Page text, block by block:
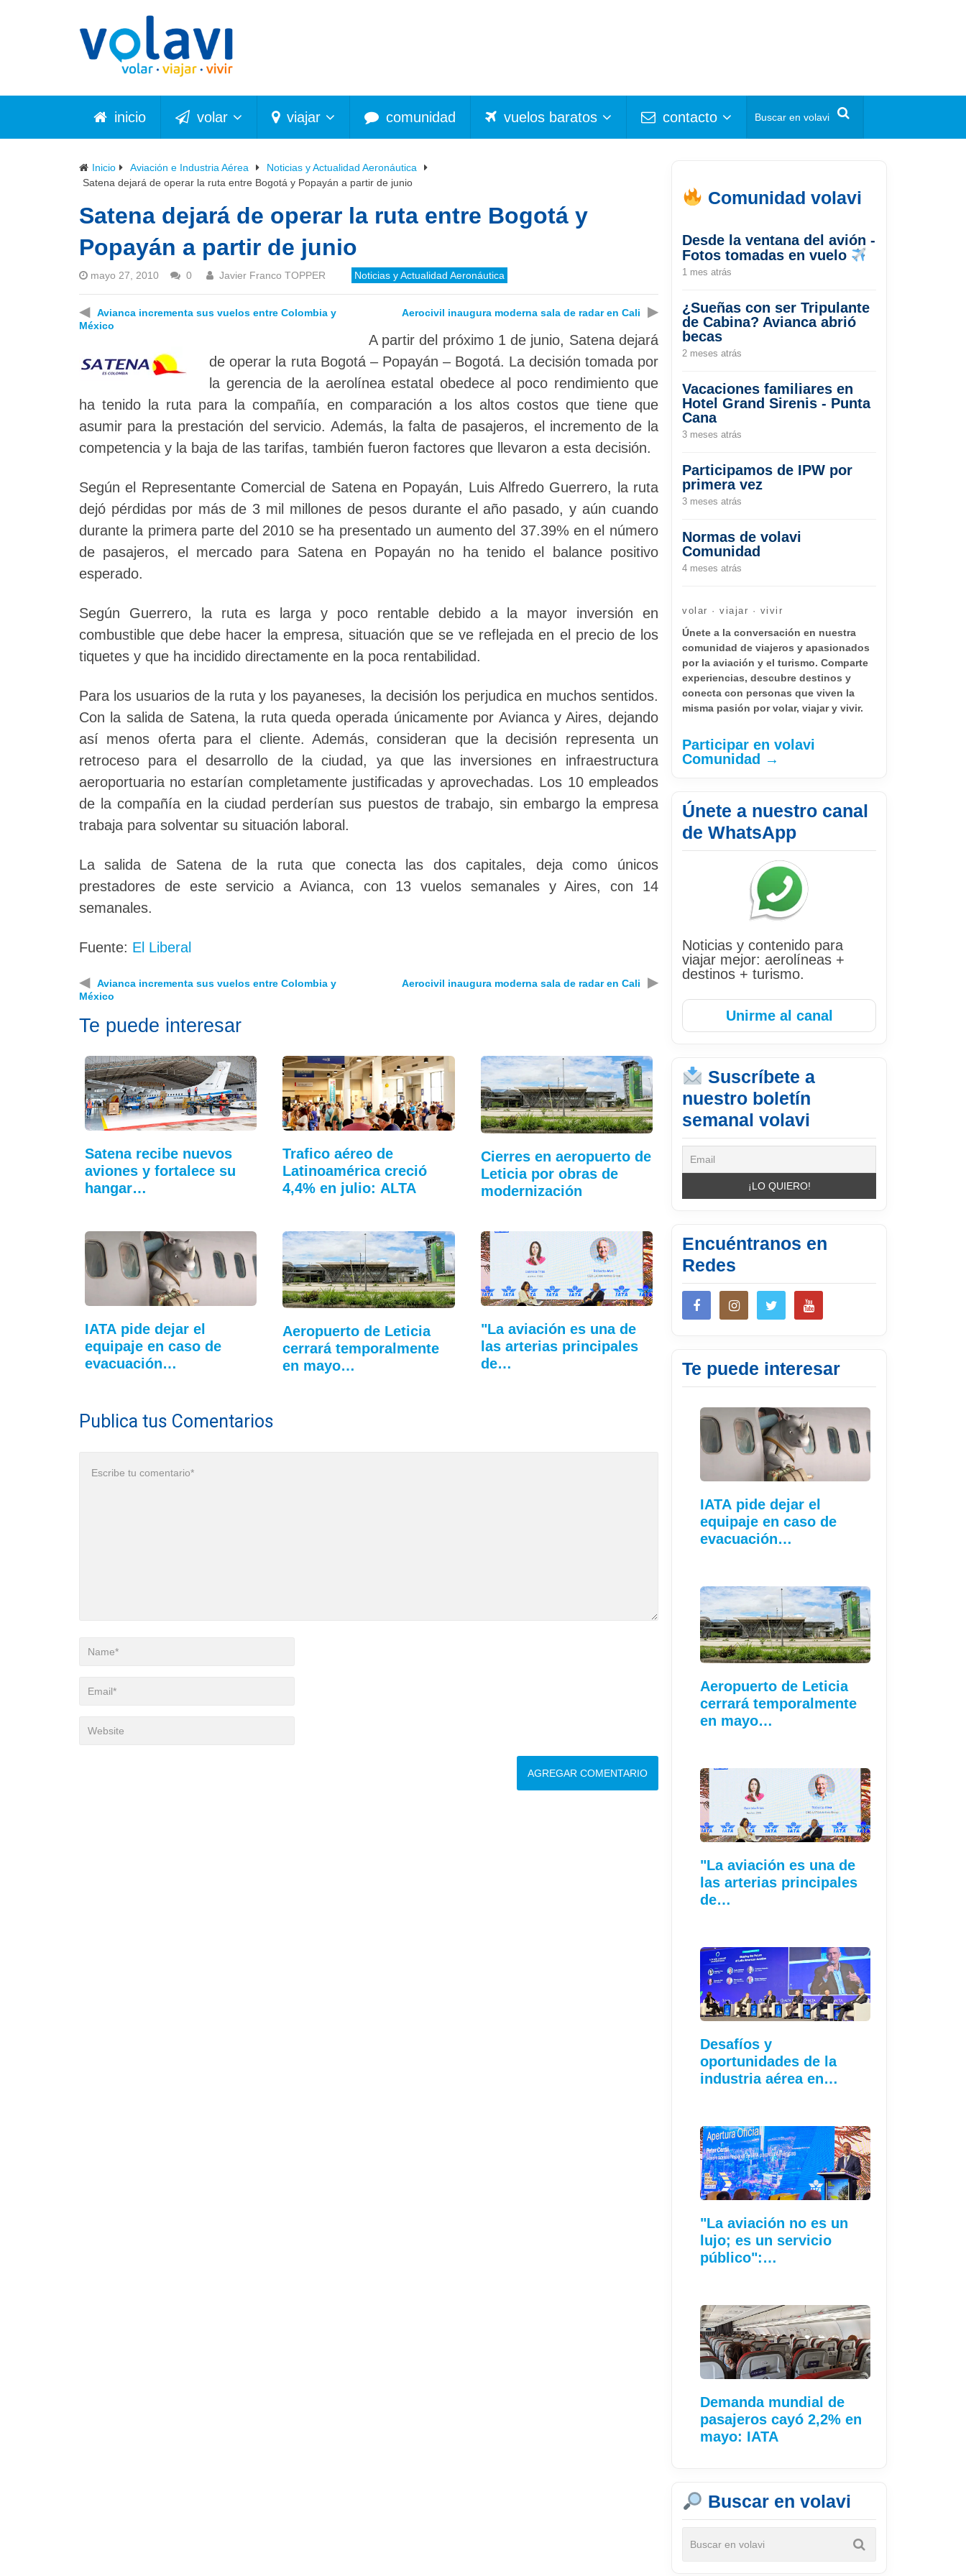
inicio volar viajar comunidad vuelos baratos contacto
Inicio Aviación e Industria Aérea
Noticias y Actualidad Aeronáutica
Satena dejará de operar la ruta entre Bogotá y Popayán a partir de junio
Satena dejará de operar la ruta entre Bogotá y
Popayán a partir de junio
mayo 27, 2010 0 Javier Franco TOPPER Noticias y Actualidad Aeronáutica
◀
Avianca incrementa sus vuelos entre Colombia y
México
Aerocivil inaugura moderna sala de radar en Cali
▶
A partir del próximo 1 de junio, Satena dejará
de operar la ruta Bogotá – Popayán – Bogotá. La decisión tomada por
la gerencia de la aerolínea estatal obedece al poco rendimiento que
ha tenido la ruta para la compañía, en comparación a los altos costos que tiene que
asumir para la prestación del servicio. Además, la falta de pasajeros, el incremento de la
competencia y la baja de las tarifas, también fueron factores que llevaron a esta decisión.
Según el Representante Comercial de Satena en Popayán, Luis Alfredo Guerrero, la ruta
dejó pérdidas por más de 3 mil millones de pesos durante el año pasado, y aún cuando
durante la primera parte del 2010 se ha presentado un aumento del 37.39% en el número
de pasajeros, el mercado para Satena en Popayán no ha tenido el balance positivo
esperado.
Según Guerrero, la ruta es larga y poco rentable debido a la mayor inversión en
combustible que debe hacer la empresa, situación que se ve reflejada en el precio de los
tiquetes y que ha incidido directamente en la poca rentabilidad.
Para los usuarios de la ruta y los payaneses, la decisión los perjudica en muchos sentidos.
Con la salida de Satena, la ruta queda operada únicamente por Avianca y Aires, dejando
así menos oferta para el cliente. Además, consideran que la decisión representa un
retroceso para el desarrollo de la ciudad, ya que las inversiones en infraestructura
aeroportuaria no estarían completamente justificadas y aprovechadas. Los 10 empleados
de la compañía en la ciudad perderían sus puestos de trabajo, sin embargo la empresa
trabaja para solventar su situación laboral.
La salida de Satena de la ruta que conecta las dos capitales, deja como únicos
prestadores de este servicio a Avianca, con 13 vuelos semanales y Aires, con 14
semanales.
Fuente: El Liberal
◀
Avianca incrementa sus vuelos entre Colombia y
México
Aerocivil inaugura moderna sala de radar en Cali ▶
Te puede interesar
Satena recibe nuevos
aviones y fortalece su
hangar…
Trafico aéreo de
Latinoamérica creció
4,4% en julio: ALTA
Cierres en aeropuerto de
Leticia por obras de
modernización
IATA pide dejar el
equipaje en caso de
evacuación…
Aeropuerto de Leticia
cerrará temporalmente
en mayo…
"La aviación es una de
las arterias principales
de…
Publica tus Comentarios
Comunidad volavi
Desde la ventana del avión -
Fotos tomadas en vuelo
1 mes atrás
¿Sueñas con ser Tripulante
de Cabina? Avianca abrió
becas
2 meses atrás
Vacaciones familiares en
Hotel Grand Sirenis - Punta
Cana
3 meses atrás
Participamos de IPW por
primera vez
3 meses atrás
Normas de volavi
Comunidad
4 meses atrás
volar · viajar · vivir
Únete a la conversación en nuestra
comunidad de viajeros y apasionados
por la aviación y el turismo. Comparte
experiencias, descubre destinos y
conecta con personas que viven la
misma pasión por volar, viajar y vivir.
Participar en volavi
Comunidad →
Únete a nuestro canal
de WhatsApp
Noticias y contenido para
viajar mejor: aerolíneas +
destinos + turismo.
Unirme al canal
Suscríbete a
nuestro boletín
semanal volavi
Encuéntranos en
Redes
Te puede interesar
IATA pide dejar el
equipaje en caso de
evacuación…
Aeropuerto de Leticia
cerrará temporalmente
en mayo…
"La aviación es una de
las arterias principales
de…
Desafíos y
oportunidades de la
industria aérea en…
"La aviación no es un
lujo; es un servicio
público":…
Demanda mundial de
pasajeros cayó 2,2% en
mayo: IATA
Buscar en volavi